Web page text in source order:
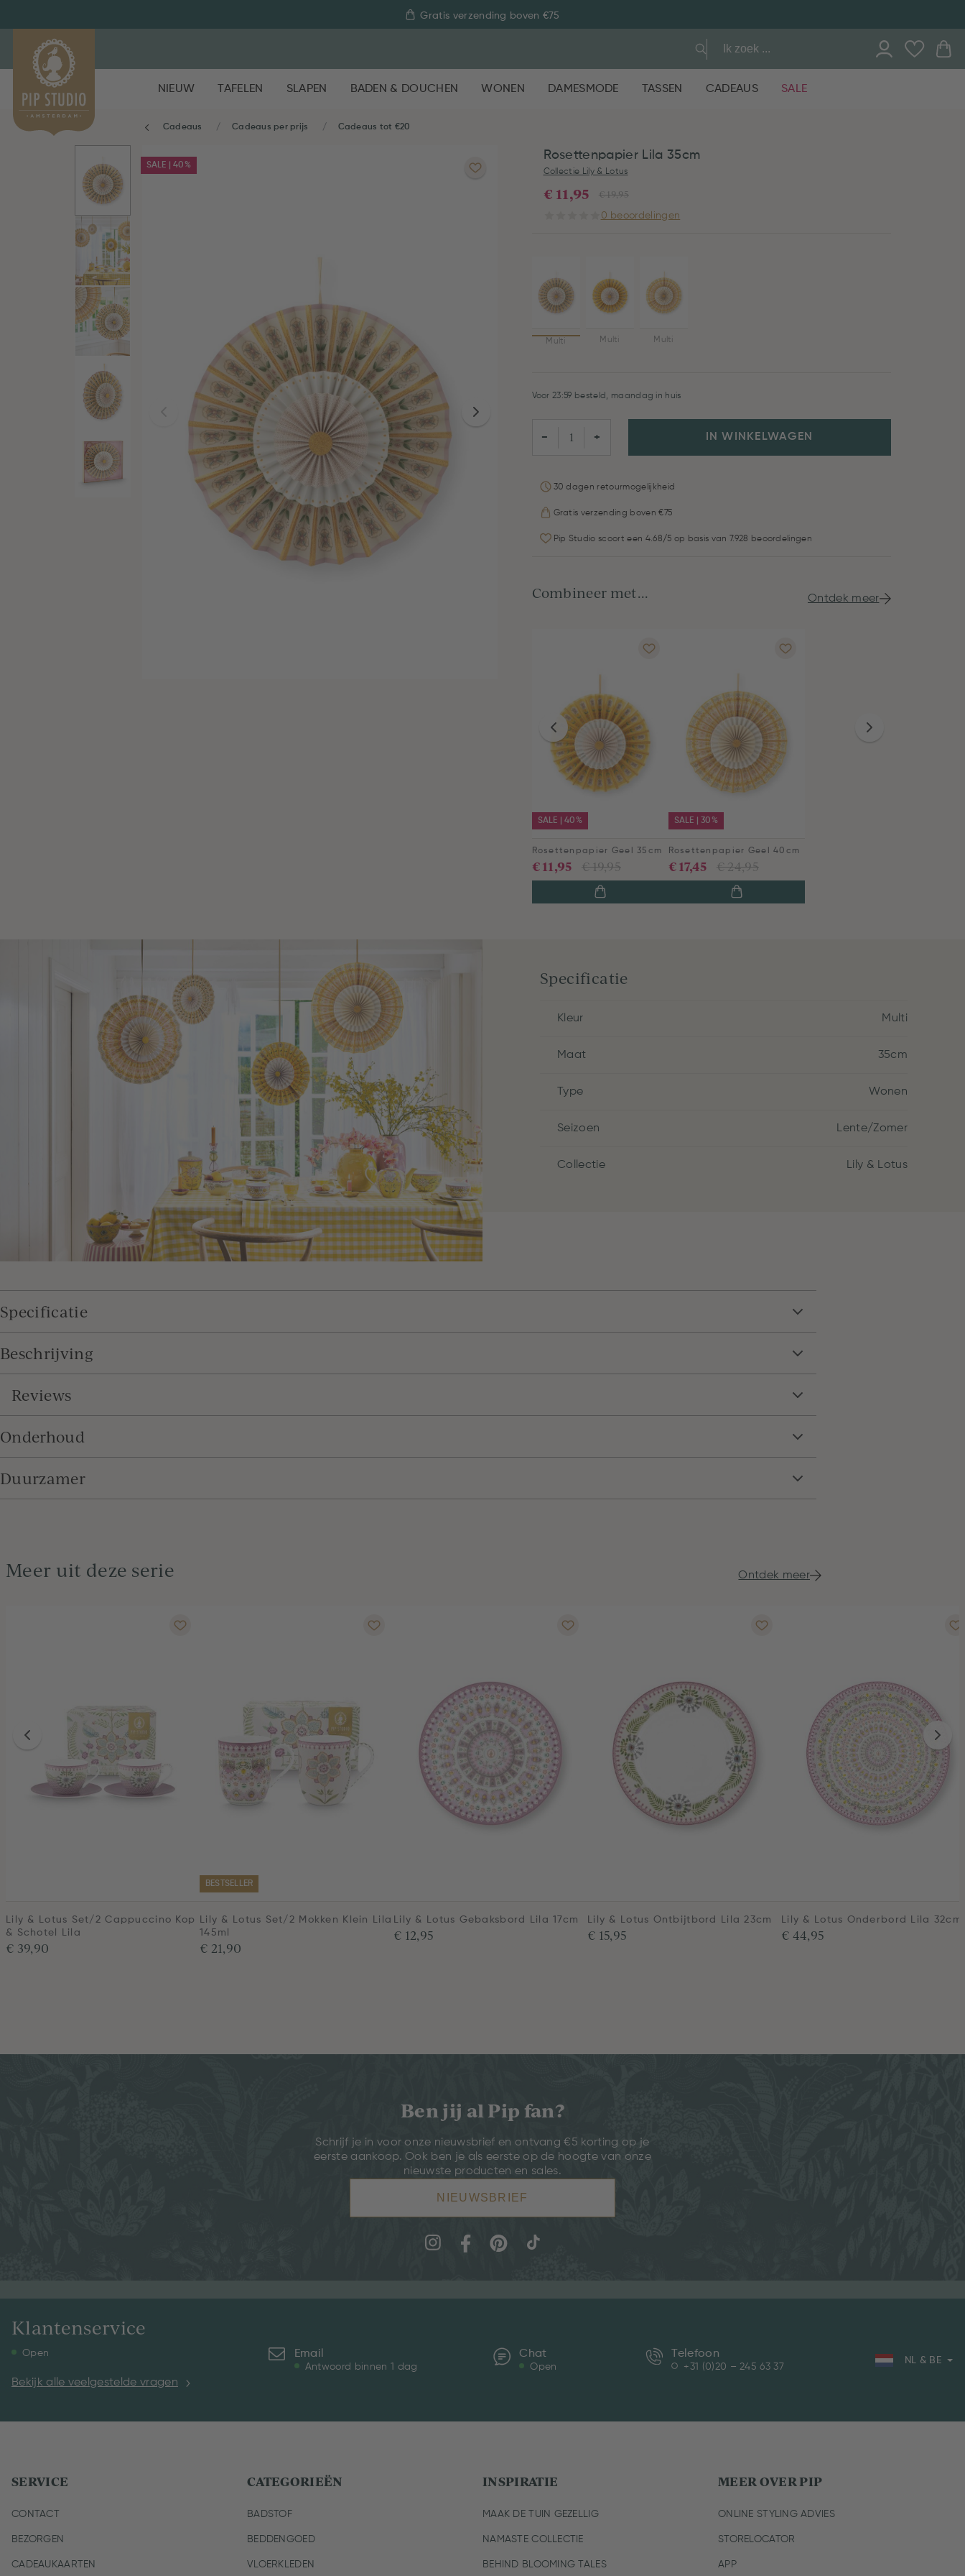
Pip Studio scoort een 4.68/5 op basis van 7.928 beoordelingen
NIEUW TAFELEN SLAPEN BADEN & DOUCHEN WONEN DAMESMODE TASSEN CADEAUS SALE
Cadeaus Cadeaus per prijs Cadeaus tot €20
SALE | 40%
Rosettenpapier Lila 35cm
Collectie Lily & Lotus
€ 19,95
€ 11,95
0 beoordelingen
Multi Multi Multi
Voor 23:59 besteld, maandag in huis
− + IN WINKELWAGEN
30 dagen retourmogelijkheid
Gratis verzending boven €75
Pip Studio scoort een 4.68/5 op basis van 7.928 beoordelingen
Combineer met... Ontdek meer
SALE | 40%
Rosettenpapier Geel 35cm
€ 19,95
€ 11,95
SALE | 30%
Rosettenpapier Geel 40cm
€ 24,95
€ 17,45
Specificatie
Kleur Multi
Maat 35cm
Type Wonen
Seizoen Lente/Zomer
Collectie Lily & Lotus
Specificatie
Beschrijving
Reviews
Onderhoud
Duurzamer
Meer uit deze serie Ontdek meer
Lily & Lotus Set/2 Cappuccino Kop
& Schotel Lila
€ 39,90
BESTSELLER
Lily & Lotus Set/2 Mokken Klein Lila
145ml
€ 21,90
Lily & Lotus Gebaksbord Lila 17cm
€ 12,95
Lily & Lotus Ontbijtbord Lila 23cm
€ 15,95
Lily & Lotus Onderbord Lila 32cm
€ 44,95
Ben jij al Pip fan?
Schrijf je in voor onze nieuwsbrief en ontvang €5 korting op je
eerste aankoop. Ook ben je als eerste op de hoogte van onze
nieuwste producten en sales.
NIEUWSBRIEF
Klantenservice
Open
Bekijk alle veelgestelde vragen
Email
Antwoord binnen 1 dag
Chat
Open
Telefoon
+31 (0)20 – 245 63 37
NL & BE
SERVICE
CONTACT
BEZORGEN
CADEAUKAARTEN
CATEGORIEËN
BADSTOF
BEDDENGOED
VLOERKLEDEN
INSPIRATIE
MAAK DE TUIN GEZELLIG
NAMASTE COLLECTIE
BEHIND BLOOMING TALES
MEER OVER PIP
ONLINE STYLING ADVIES
STORELOCATOR
APP